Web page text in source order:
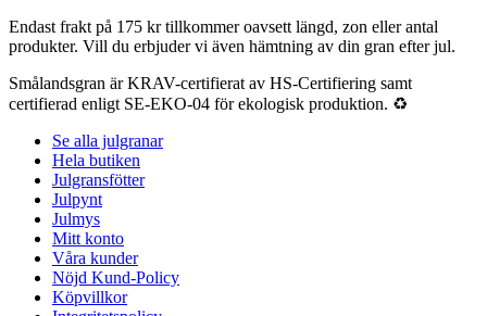
Endast frakt på 175 kr tillkommer oavsett längd, zon eller antal
produkter. Vill du erbjuder vi även hämtning av din gran efter jul.
Smålandsgran är KRAV-certifierat av HS-Certifiering samt
certifierad enligt SE-EKO-04 för ekologisk produktion. ♻️
Se alla julgranar
Hela butiken
Julgransfötter
Julpynt
Julmys
Mitt konto
Våra kunder
Nöjd Kund-Policy
Köpvillkor